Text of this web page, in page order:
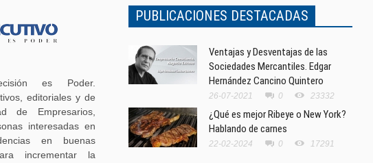
es Poder.
editoriales y de
de Empresarios,
interesadas en
en buenas
incrementar la
PUBLICACIONES DESTACADAS
Ventajas y Desventajas de las
Sociedades Mercantiles. Edgar
Hernández Cancino Quintero
26-07-2021 0 23332
¿Qué es mejor Ribeye o New York?
Hablando de carnes
22-02-2024 0 17291